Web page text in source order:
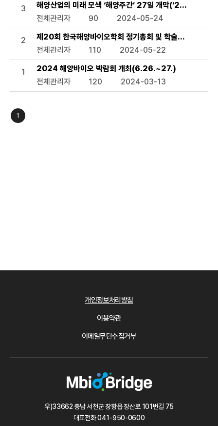
3
해양산업의 미래 모색 ‘해양주간’ 27일 개막(‘2024 해
전체관리자
90 2024-05-24
2
제20회 한국해양바이오학회 정기총회 및 학술발표회
전체관리자
110 2024-05-22
1
2024 해양바이오 박람회 개최(6.26.~27.)
전체관리자
120 2024-03-13
1
개인정보처리방침
이용약관
이메일무단수집거부
우)33662 충남 서천군 장항읍 장산로 101번길 75
대표전화041-950-0600